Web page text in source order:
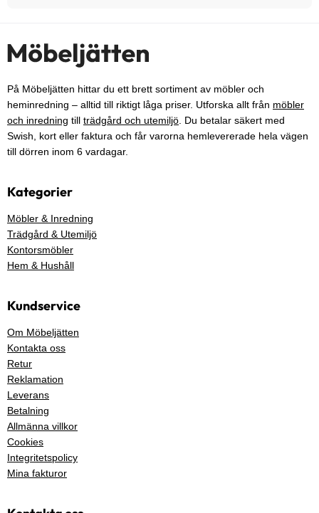
På Möbeljätten hittar du ett brett sortiment av möbler och
heminredning – alltid till riktigt låga priser. Utforska allt från möbler
och inredning till trädgård och utemiljö. Du betalar säkert med
Swish, kort eller faktura och får varorna hemlevererade hela vägen
till dörren inom 6 vardagar.
Kategorier
Möbler & Inredning
Trädgård & Utemiljö
Kontorsmöbler
Hem & Hushåll
Kundservice
Om Möbeljätten
Kontakta oss
Retur
Reklamation
Leverans
Betalning
Allmänna villkor
Cookies
Integritetspolicy
Mina fakturor